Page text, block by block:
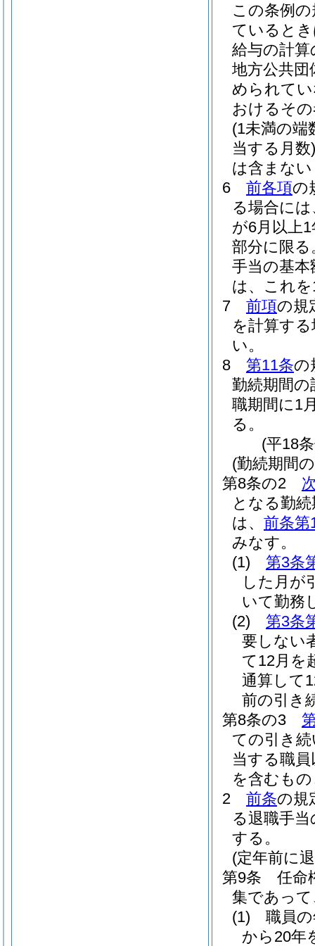
この条例
ていると
給与の計
地方公共
められて
おけるそ
(1未満の端
当する月数)
は含まな
6
前各項の
る場合に
が6月以上
部分に限る
手当の基
は、これ
7
前項の規
を計算す
い。
8
第11条の
勤続期間
職期間に1
る。
(平18
(勤続期間
第8条の2
となる勤
は、 前条第
みなす。
(1)
第3条
した月が
いて勤務
(2)
第3条
要しない
て12月を
通算して
前の引き
第8条の3
ての引き
当する職
を含むも
2
前条の規
る退職手
する。
(定年前に
第9条
任命
集であっ
(1)
職員
から20年